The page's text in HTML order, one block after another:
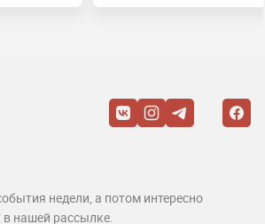
недели, а потом интересно
нашей рассылке.